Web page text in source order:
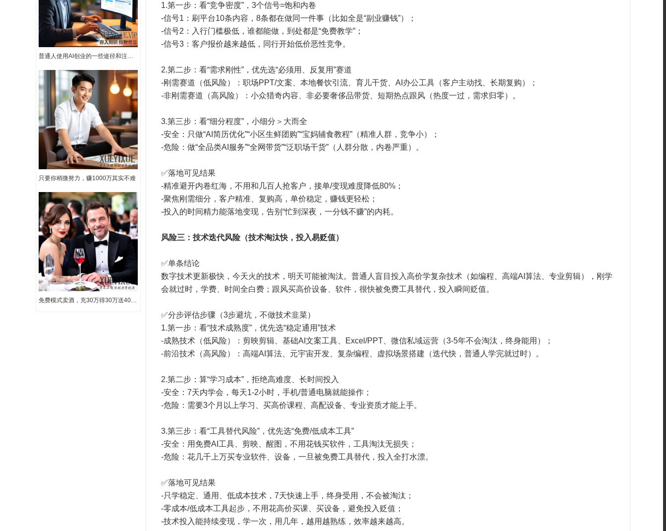
普通人使用AI创业的一些途径和注意事项
只要你稍微努力，赚1000万其实不难
免费模式卖酒，充30万得30万送40万路虎汽气车一辆，1年还包赚50万
1.第一步：看“竞争密度”，3个信号=饱和内卷
-信号1：刷平台10条内容，8条都在做同一件事（比如全是“副业赚钱”）；
-信号2：入行门槛极低，谁都能做，到处都是“免费教学”；
-信号3：客户报价越来越低，同行开始低价恶性竞争。
2.第二步：看“需求刚性”，优先选“必须用、反复用”赛道
-刚需赛道（低风险）：职场PPT/文案、本地餐饮引流、育儿干货、AI办公工具（客户主动找、长期复购）；
-非刚需赛道（高风险）：小众猎奇内容、非必要奢侈品带货、短期热点跟风（热度一过，需求归零）。
3.第三步：看“细分程度”，小细分＞大而全
-安全：只做“AI简历优化”“小区生鲜团购”“宝妈辅食教程”（精准人群，竞争小）；
-危险：做“全品类AI服务”“全网带货”“泛职场干货”（人群分散，内卷严重）。
✅落地可见结果
-精准避开内卷红海，不用和几百人抢客户，接单/变现难度降低80%；
-聚焦刚需细分，客户精准、复购高，单价稳定，赚钱更轻松；
-投入的时间精力能落地变现，告别“忙到深夜，一分钱不赚”的内耗。
风险三：技术迭代风险（技术淘汰快，投入易贬值）
✅单条结论
数字技术更新极快，今天火的技术，明天可能被淘汰。普通人盲目投入高价学复杂技术（如编程、高端AI算法、专业剪辑），刚学
会就过时，学费、时间全白费；跟风买高价设备、软件，很快被免费工具替代，投入瞬间贬值。
✅分步评估步骤（3步避坑，不做技术韭菜）
1.第一步：看“技术成熟度”，优先选“稳定通用”技术
-成熟技术（低风险）：剪映剪辑、基础AI文案工具、Excel/PPT、微信私域运营（3-5年不会淘汰，终身能用）；
-前沿技术（高风险）：高端AI算法、元宇宙开发、复杂编程、虚拟场景搭建（迭代快，普通人学完就过时）。
2.第二步：算“学习成本”，拒绝高难度、长时间投入
-安全：7天内学会，每天1-2小时，手机/普通电脑就能操作；
-危险：需要3个月以上学习、买高价课程、高配设备、专业资质才能上手。
3.第三步：看“工具替代风险”，优先选“免费/低成本工具”
-安全：用免费AI工具、剪映、醒图，不用花钱买软件，工具淘汰无损失；
-危险：花几千上万买专业软件、设备，一旦被免费工具替代，投入全打水漂。
✅落地可见结果
-只学稳定、通用、低成本技术，7天快速上手，终身受用，不会被淘汰；
-零成本/低成本工具起步，不用花高价买课、买设备，避免投入贬值；
-技术投入能持续变现，学一次，用几年，越用越熟练，效率越来越高。